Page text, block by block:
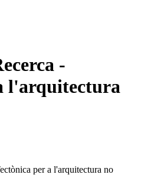
-
l'arquitectura
per a l'arquitectura no